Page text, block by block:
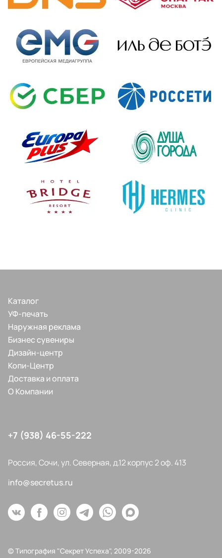
Каталог
УФ-печать
Наружная реклама
Бизнес сувениры
Дизайн-центр
Копи-Центр
Доставка и оплата
О Компании
+7 (938) 46-55-222
Россия, Сочи, ул. Северная, д.12 корпус 2 оф. 413
info@secretus.ru
© Типография "Секрет Успеха", 2009-2026